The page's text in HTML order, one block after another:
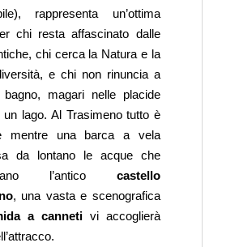
rappresenta un’ottima
chi resta affascinato dalle
chi cerca la Natura e la
e chi non rinuncia a
magari nelle placide
un lago. Al Trasimeno tutto è
mentre una barca a vela
da lontano le acque che
l’antico castello
, una vasta e scenografica
a cannetivi accoglierà